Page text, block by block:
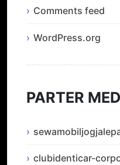
Comments feed
WordPress.org
PARTER
clubidenticar-